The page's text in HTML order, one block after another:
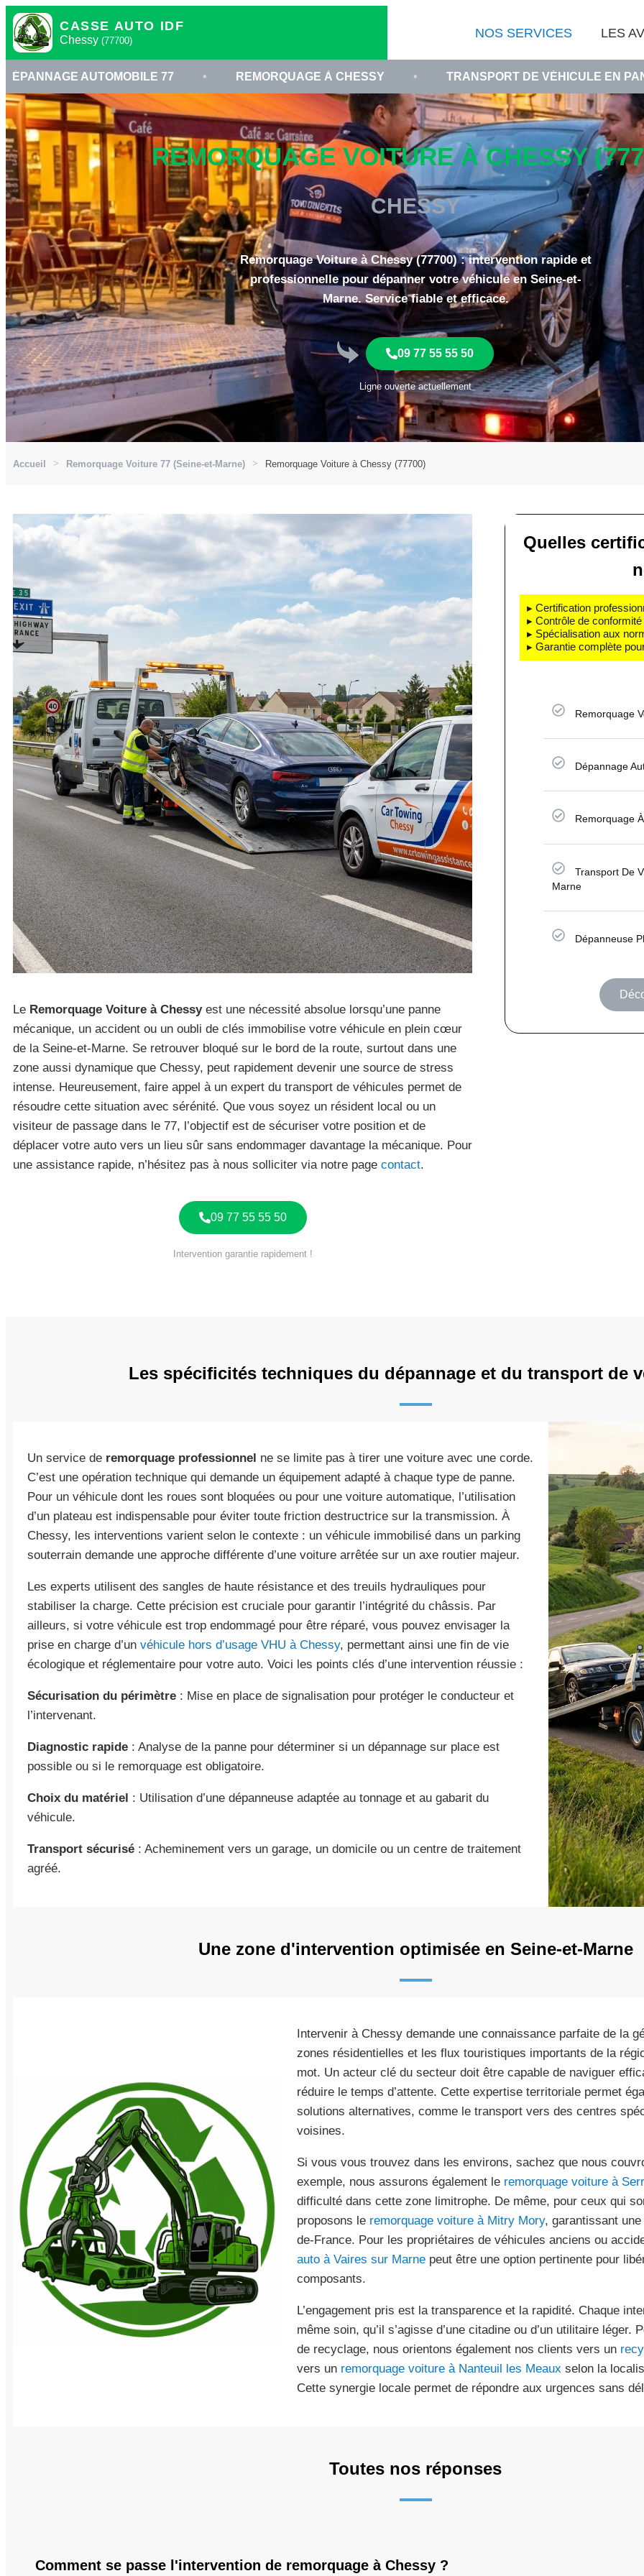
CASSE AUTO IDF
Chessy (77700)
NOS SERVICES LES
77 • REMORQUAGE À CHESSY • TRANSPORT DE VÉHICULE EN PANNE SEINE-ET-
REMORQUAGE VOITURE À CHESSY
CHESSY
Remorquage Voiture à Chessy (77700) : intervention rapide et
professionnelle pour dépanner votre véhicule en Seine-et-
Marne. Service fiable et efficace.
09 77 55 55 50
Ligne ouverte actuellement
Accueil Remorquage Voiture 77 (Seine-et-Marne) Remorquage Voiture à Chessy (77700)
Le Remorquage Voiture à Chessyest une nécessité absolue lorsqu’une panne
mécanique, un accident ou un oubli de clés immobilise votre véhicule en plein cœur
de la Seine-et-Marne. Se retrouver bloqué sur le bord de la route, surtout dans une
zone aussi dynamique que Chessy, peut rapidement devenir une source de stress
intense. Heureusement, faire appel à un expert du transport de véhicules permet de
résoudre cette situation avec sérénité. Que vous soyez un résident local ou un
visiteur de passage dans le 77, l’objectif est de sécuriser votre position et de
déplacer votre auto vers un lieu sûr sans endommager davantage la mécanique. Pour
une assistance rapide, n’hésitez pas à nous solliciter via notre page contact.
09 77 55 55 50
Intervention garantie rapidement !
Quelles
▸ Certification
▸ Contrôle de
▸ Spécialisation aux
▸ Garantie complète
Remorquage
Dépannage
Remorquage
Transport De
Marne
Dépanneuse
Les spécificités techniques du dépannage et du transport de
Un service de remorquage professionnel ne se limite pas à tirer une voiture avec une corde.
C’est une opération technique qui demande un équipement adapté à chaque type de panne.
Pour un véhicule dont les roues sont bloquées ou pour une voiture automatique, l’utilisation
d’un plateau est indispensable pour éviter toute friction destructrice sur la transmission. À
Chessy, les interventions varient selon le contexte : un véhicule immobilisé dans un parking
souterrain demande une approche différente d’une voiture arrêtée sur un axe routier majeur.
Les experts utilisent des sangles de haute résistance et des treuils hydrauliques pour
stabiliser la charge. Cette précision est cruciale pour garantir l’intégrité du châssis. Par
ailleurs, si votre véhicule est trop endommagé pour être réparé, vous pouvez envisager la
prise en charge d’un véhicule hors d’usage VHU à Chessy, permettant ainsi une fin de vie
écologique et réglementaire pour votre auto. Voici les points clés d’une intervention réussie :
Sécurisation du périmètre : Mise en place de signalisation pour protéger le conducteur et
l’intervenant.
Diagnostic rapide : Analyse de la panne pour déterminer si un dépannage sur place est
possible ou si le remorquage est obligatoire.
Choix du matériel : Utilisation d’une dépanneuse adaptée au tonnage et au gabarit du
véhicule.
Transport sécurisé : Acheminement vers un garage, un domicile ou un centre de traitement
agréé.
Une zone d'intervention optimisée en Seine-et-Marne
Intervenir à Chessy demande une connaissance parfaite de la
zones résidentielles et les flux touristiques importants de la
mot. Un acteur clé du secteur doit être capable de naviguer
réduire le temps d’attente. Cette expertise territoriale permet
solutions alternatives, comme le transport vers des centres
voisines.
Si vous vous trouvez dans les environs, sachez que nous
exemple, nous assurons également le remorquage voiture à
difficulté dans cette zone limitrophe. De même, pour ceux qui
proposons le remorquage voiture à Mitry Mory, garantissant
de-France. Pour les propriétaires de véhicules anciens ou
auto à Vaires sur Marnepeut être une option pertinente pour
composants.
L’engagement pris est la transparence et la rapidité. Chaque
même soin, qu’il s’agisse d’une citadine ou d’un utilitaire léger.
de recyclage, nous orientons également nos clients vers un
vers un remorquage voiture à Nanteuil les Meaux selon la
Cette synergie locale permet de répondre aux urgences sans
Toutes nos réponses
Comment se passe l'intervention de remorquage à Chessy ?